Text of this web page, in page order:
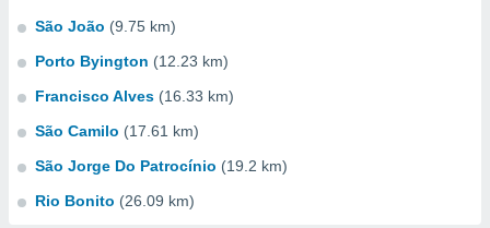
São João (9.75 km)
Porto Byington (12.23 km)
Francisco Alves (16.33 km)
São Camilo (17.61 km)
São Jorge Do Patrocínio (19.2 km)
Rio Bonito (26.09 km)